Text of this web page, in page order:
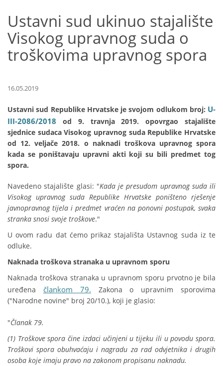
Ustavni sud ukinuo stajalište
Visokog upravnog suda o
troškovima upravnog spora
16.05.2019
Ustavni sud Republike Hrvatske je svojom odlukom broj: U-
III-2086/2018 od 9. travnja 2019. opovrgao stajalište
sjednice sudaca Visokog upravnog suda Republike Hrvatske
od 12. veljače 2018. o naknadi troškova upravnog spora
kada se poništavaju upravni akti koji su bili predmet tog
spora.
Navedeno stajalište glasi: "Kada je presudom upravnog suda ili
Visokog upravnog suda Republike Hrvatske poništeno rješenje
javnopravnog tijela i predmet vraćen na ponovni postupak, svaka
stranka snosi svoje troškove."
U ovom radu dat ćemo prikaz stajališta Ustavnog suda iz te
odluke.
Naknada troškova stranaka u upravnom sporu
Naknada troškova stranaka u upravnom sporu prvotno je bila
uređena člankom 79. Zakona o upravnim sporovima
("Narodne novine" broj 20/10.), koji je glasio:
"Članak 79.
(1) Troškove spora čine izdaci učinjeni u tijeku ili u povodu spora.
Troškovi spora obuhvaćaju i nagradu za rad odvjetnika i drugih
osoba koje imaju pravo na zakonom propisanu naknadu.